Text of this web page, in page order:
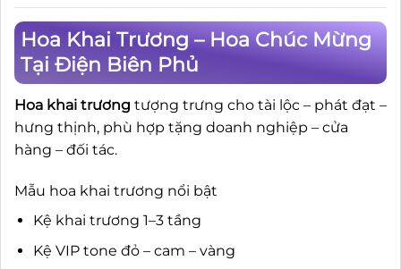
Hoa Khai Trương – Hoa Chúc Mừng
Tại Điện Biên Phủ
Hoa khai trương tượng trưng cho tài lộc – phát đạt –
hưng thịnh, phù hợp tặng doanh nghiệp – cửa
hàng – đối tác.
Mẫu hoa khai trương nổi bật
Kệ khai trương 1–3 tầng
Kệ VIP tone đỏ – cam – vàng